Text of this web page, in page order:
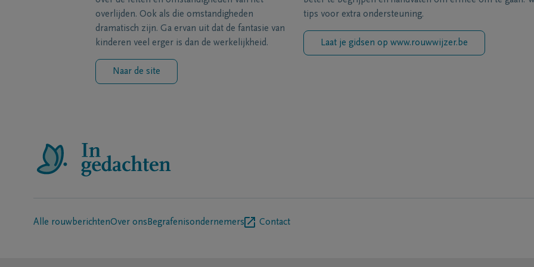
overlijden. Ook als die omstandigheden
dramatisch zijn. Ga ervan uit dat de fantasie van
kinderen veel erger is dan de werkelijkheid.
Naar de site
tips voor extra ondersteuning.
Laat je gidsen op www.rouwwijzer.be
Alle rouwberichtenOver ons Begrafenisondernemers Contact